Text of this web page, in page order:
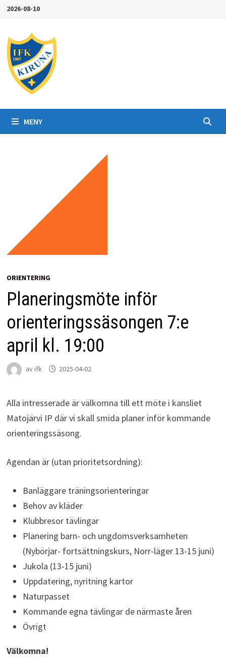
Hoppa
2026-08-10
MENY
ORIENTERING
Planeringsmöte inför
orienteringssäsongen 7:e
april kl. 19:00
avifk 2025-04-02
Alla intresserade är välkomna till ett möte i kansliet
Matojärvi IP där vi skall smida planer inför kommande
orienteringssäsong.
Agendan är (utan prioritetsordning):
Banläggare träningsorienteringar
Behov av kläder
Klubbresor tävlingar
Planering barn- och ungdomsverksamheten
(Nybörjar- fortsättningskurs, Norr-läger 13-15 juni)
Jukola (13-15 juni)
Uppdatering, nyritning kartor
Naturpasset
Kommande egna tävlingar de närmaste åren
Övrigt
Välkomna!